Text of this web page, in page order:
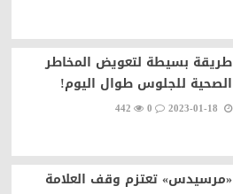
طريقة بسيطة لتعويض المخاطر
الصحية للجلوس طوال اليوم!
0
442
«مرسيدس» تعتزم وقف العلامة